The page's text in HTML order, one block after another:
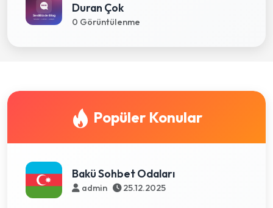
Duran Çok
0 Görüntülenme
Popüler Konular
Bakü Sohbet Odaları
admin 25.12.2025